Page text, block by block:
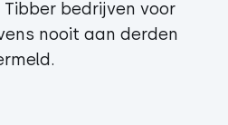
bedrijven voor
nooit aan derden